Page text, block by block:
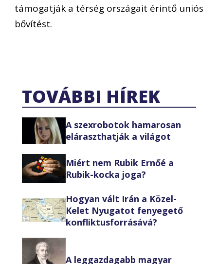
támogatják a térség országait érintő uniós
bővítést.
TOVÁBBI HÍREK
A szexrobotok hamarosan
eláraszthatják a világot
Miért nem Rubik Ernőé a
Rubik-kocka joga?
Hogyan vált Irán a Közel-
Kelet Nyugatot fenyegető
konfliktusforrásává?
A leggazdagabb magyar